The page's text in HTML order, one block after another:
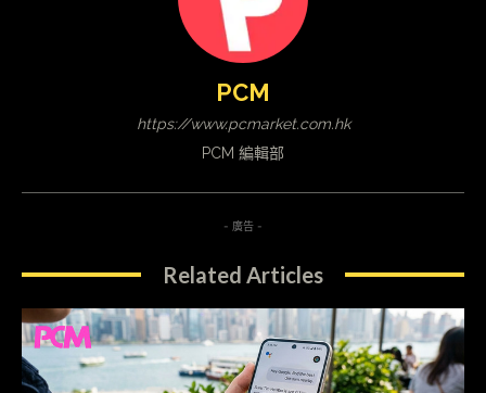
PCM
https://www.pcmarket.com.hk
PCM 編輯部
- 廣告 -
Related Articles